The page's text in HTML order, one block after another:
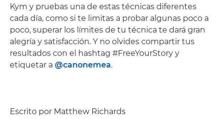
Kym y pruebas una de estas técnicas diferentes
cada día, como si te limitas a probar algunas poco a
poco, superar los límites de tu técnica te dará gran
alegría y satisfacción. Y no olvides compartir tus
resultados con el hashtag #FreeYourStory y
etiquetar a @canonemea.
Escrito por Matthew Richards